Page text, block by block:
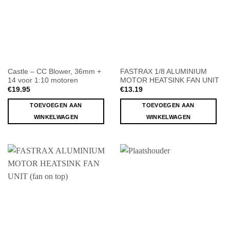
Castle – CC Blower, 36mm +
14 voor 1:10 motoren
€19.95
TOEVOEGEN AAN
WINKELWAGEN
FASTRAX 1/8 ALUMINIUM
MOTOR HEATSINK FAN UNIT
€13.19
TOEVOEGEN AAN
WINKELWAGEN